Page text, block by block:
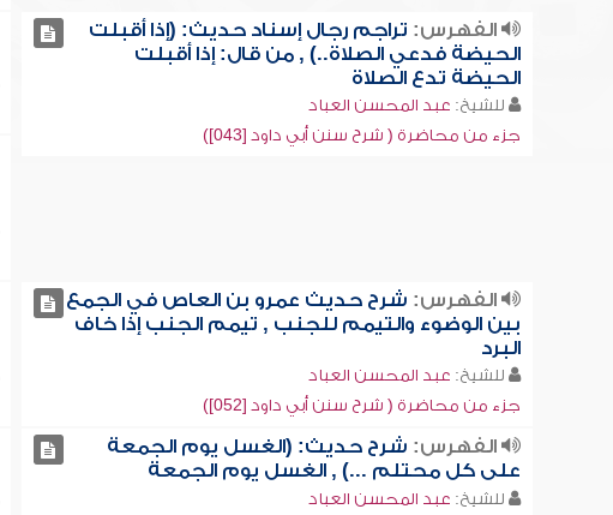
الفهرس: تراجم رجال إسناد حديث: (إذا أقبلت
الحيضة فدعي الصلاة..) , من قال: إذا أقبلت
الحيضة تدع الصلاة
للشيخ: عبد المحسن العباد
جزء من محاضرة ( شرح سنن أبي داود [043])
الفهرس: شرح حديث عمرو بن العاص في الجمع
بين الوضوء والتيمم للجنب , تيمم الجنب إذا خاف
البرد
للشيخ: عبد المحسن العباد
جزء من محاضرة ( شرح سنن أبي داود [052])
الفهرس: شرح حديث: (الغسل يوم الجمعة
على كل محتلم ...) , الغسل يوم الجمعة
للشيخ: عبد المحسن العباد